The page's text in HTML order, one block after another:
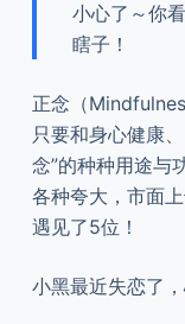
小心了～你
瞎子！
正念（
只要和身心健康
念”的种种用途与
各种夸大，市面
遇见了5位！
小黑最近失恋了